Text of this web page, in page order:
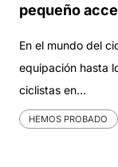
pequeño
En el mundo del
equipación hasta
ciclistas en…
HEMOS PROBADO